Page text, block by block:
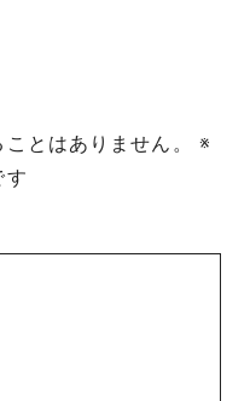
とはありません。
※
す